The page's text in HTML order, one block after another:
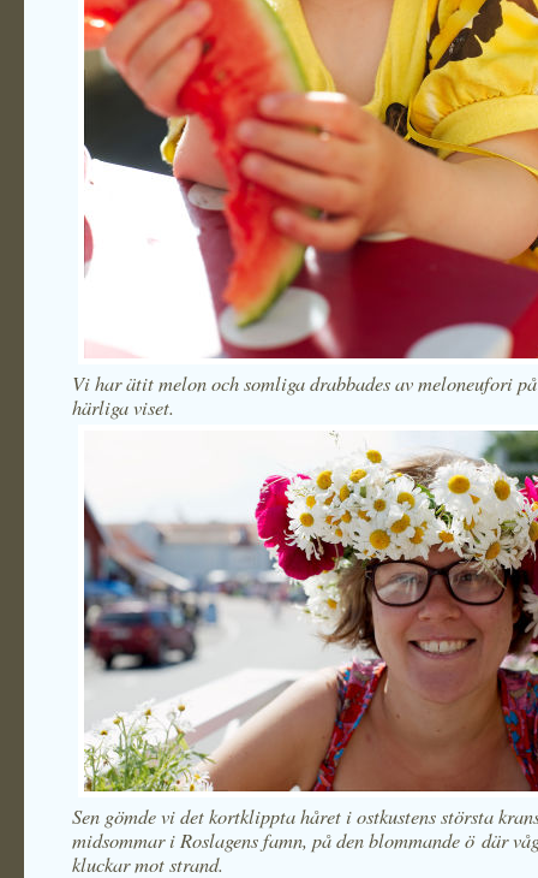
Vi har ätit melon och somliga drabbades av meloneufori
härliga viset.
Sen gömde vi det kortklippta håret i ostkustens största
midsommar i Roslagens famn, på den blommande ö där
kluckar mot strand.